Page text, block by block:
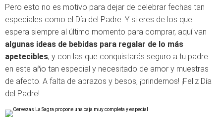
Pero esto no es motivo para dejar de celebrar fechas tan
especiales como el Día del Padre. Y si eres de los que
espera siempre al último momento para comprar, aquí van
algunas ideas de bebidas para regalar de lo más
apetecibles, y con las que conquistarás seguro a tu padre
en este año tan especial y necesitado de amor y muestras
de afecto. A falta de abrazos y besos, ¡brindemos! ¡Feliz Día
del Padre!